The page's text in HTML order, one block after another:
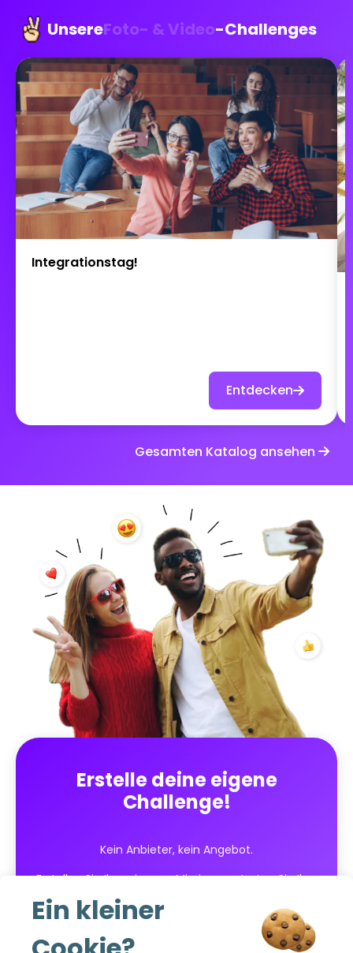
UnsereFoto- & Video-Challenges
Integrationstag!
Entdecken
Gesamten Katalog ansehen
Erstelle deine eigene
Challenge!
Kein Anbieter, kein Angebot.
Erstellen Sie Ihre eigenen Missionen, starten Sie Ihre
Wettbewerbe in wenigen Klicks und verfolgen Sie
die Ergebnisse in Echtzeit!
Ein kleiner